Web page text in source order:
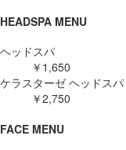
HEADSPA MENU
ヘッドスパ
￥1,650
ケラスターゼ ヘッドスパ
￥2,750
FACE MENU